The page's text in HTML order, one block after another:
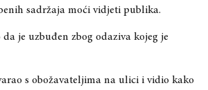
sadržaja moći vidjeti publika.
je uzbuđen zbog odaziva kojeg je
s obožavateljima na ulici i vidio kako